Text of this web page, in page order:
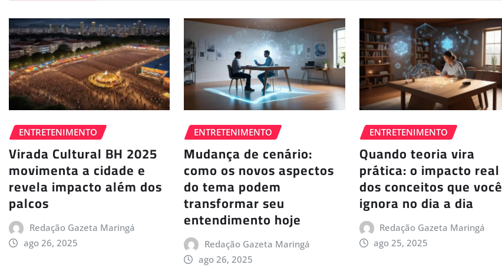
ENTRETENIMENTO
Virada Cultural BH 2025
movimenta a cidade e
revela impacto além dos
palcos
Redação Gazeta Maringá
ago 26, 2025
ENTRETENIMENTO
Mudança de cenário:
como os novos aspectos
do tema podem
transformar seu
entendimento hoje
Redação Gazeta Maringá
ago 26, 2025
ENTRETENIMENTO
Quando teoria vira
prática: o impacto real
dos conceitos que você
ignora no dia a dia
Redação Gazeta Maringá
ago 25, 2025